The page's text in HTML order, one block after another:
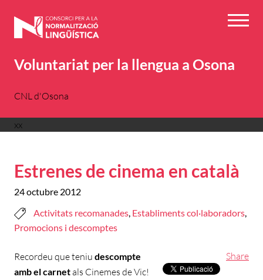
Voluntariat per la llengua a Osona
CNL d'Osona
xx
Estrenes de cinema en català
24 octubre 2012
Activitats recomanades, Establiments col·laboradors,
Promocions i descomptes
Share
Recordeu que teniu descompte
amb el carnetals Cinemes de Vic!